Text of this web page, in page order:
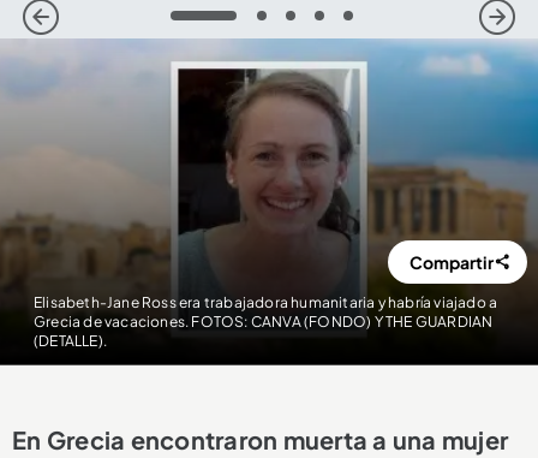
1 2 3 4 5
Elisabeth-Jane Ross era trabajadora humanitaria y habría viajado a
Grecia de vacaciones. FOTOS: CANVA (FONDO) Y THE GUARDIAN
(DETALLE).
Compartir
En Grecia encontraron muerta a una mujer